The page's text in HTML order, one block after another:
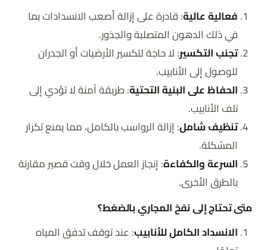
فعالية عالية: قادرة على إزالة أصعب الانسدادات بما
في ذلك الدهون المتصلبة والجذور.
تجنب التكسير: لا حاجة لتكسير الأرضيات أو الجدران
للوصول إلى الأنابيب.
الحفاظ على البنية التحتية: طريقة آمنة لا تؤدي إلى
تلف الأنابيب.
تنظيف شامل: إزالة الرواسب بالكامل، مما يمنع تكرار
المشكلة.
السرعة والكفاءة: إنجاز العمل خلال وقت قصير مقارنة
بالطرق الأخرى.
متى تحتاج إلى نفخ المجاري بالضغط؟
الانسداد الكامل للأنابيب: عند توقف تدفق المياه